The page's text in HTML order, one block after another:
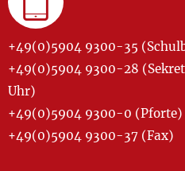
+49(0)5904 9300-35
+49(0)5904 9300-28
Uhr)
+49(0)5904 9300-0 (Pforte)
+49(0)5904 9300-37 (Fax)